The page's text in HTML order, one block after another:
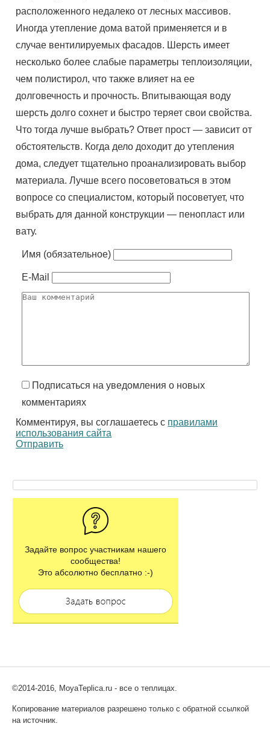
расположенного недалеко от лесных массивов.
Иногда утепление дома ватой применяется и в
случае вентилируемых фасадов. Шерсть имеет
несколько более слабые параметры теплоизоляции,
чем полистирол, что также влияет на ее
долговечность и прочность. Впитывающая воду
шерсть долго сохнет и быстро теряет свои свойства.
Что тогда лучше выбрать? Ответ прост — зависит от
обстоятельств. Когда дело доходит до утепления
дома, следует тщательно проанализировать выбор
материала. Лучше всего посоветоваться в этом
вопросе со специалистом, который посоветует, что
выбрать для данной конструкции — пенопласт или
вату.
Имя (обязательное)
E-Mail
Подписаться на уведомления о новых
комментариях
Комментируя, вы соглашаетесь с правилами
использования сайта
Отправить
Задайте вопрос участникам нашего
сообщества!
Это абсолютно бесплатно :-)
©2014-2016, MoyaTeplica.ru - все о теплицах.
Копирование материалов разрешено только с обратной ссылкой
на источник.